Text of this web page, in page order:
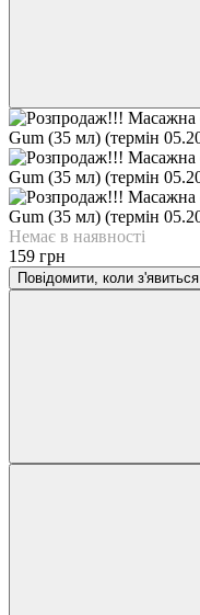
Немає в наявності
159 грн
Повідомити, коли з'явиться